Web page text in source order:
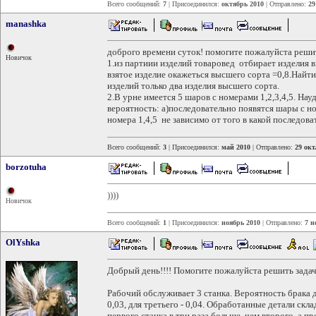
Всего сообщений: 7 | Присоединился: октябрь 2010 | Отправлено:
manashka
Новичок
доброго времени суток! помогите пожалуйста
1.из партиии изделий товаровед отбирает изделия
взятое изделие окажеться высшего сорта
изделий только два изделия высшего сорта.
2.В урне имеется 5 шаров с номерами 1,2,3,4,5.
вероятность: а)последовательно появятся шары с
номера 1,4,5 не зависимо от того в какой
Всего сообщений: 3 | Присоединился: май 2010 | Отправлено: 29
borzotuha
Новичок
))))
Всего сообщений: 1 | Присоединился: ноябрь 2010 | Отправлено: 7
OlYshka
Добрый день!!!! Помогите пожалуйста решить
Рабочий обслуживает 3 станка. Вероятность брака
0,03, для третьего - 0,04. Обработанные детали